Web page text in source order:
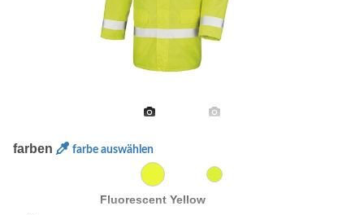
farben farbe auswählen
Fluorescent Yellow